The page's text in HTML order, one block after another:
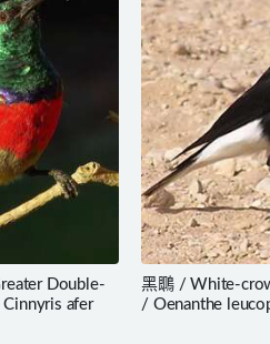
Double-
afer
黑䳭 / White-
/ Oenanthe